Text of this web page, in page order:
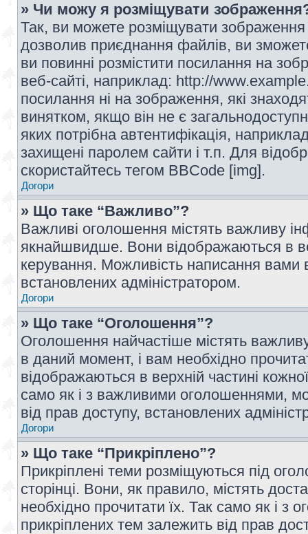
» Чи можу я розміщувати
Так, ви можете розміщувати
дозволив приєднання файлів, ви
ви повинні розмістити посилання на
веб-сайті, наприклад: http://
посилання ні на зображення, які
винятком, якщо він не є
яких потрібна автентифікація,
захищені паролем сайти і т.п. Для
скористайтесь тегом BBCode [img].
Догори
» Що таке “Важливо”?
Важливі оголошення містять важливу
якнайшвидше. Вони відображаються в
керування. Можливість написання
встановлених адміністратором.
Догори
» Що таке “Оголошення”?
Оголошення найчастіше містять
в даний момент, і вам необхідно
відображаються в верхній частині
само як і з важливими оголошеннями,
від прав доступу, встановлених
Догори
» Що таке “Прикріплено”?
Прикріплені теми розміщуються під
сторінці. Вони, як правило, містять
необхідно прочитати їх. Так само як і
прикріплених тем залежить від прав